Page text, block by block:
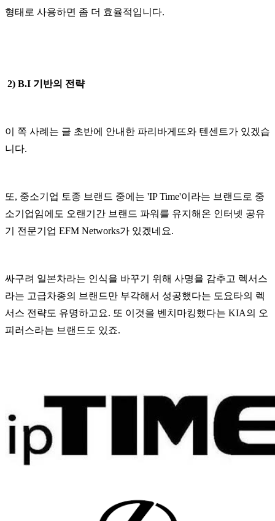
형태로 사용하면 좀 더 효율적입니다.
2) B.I 기반의 전략
이 쪽 사례는 글 초반에 안내한 파리바게뜨와 텐센트가 있겠습
니다.
또, 중소기업 토종 브랜드 중에는 'IP Time'이라는 브랜드로 중
소기업임에도 오랜기간 브랜드 파워를 유지해온 인터넷 공유
기 전문기업 EFM Networks가 있겠네요.
싸구려 일본차라는 인식을 바꾸기 위해 사명을 감추고 렉서스
라는 고급차종의 브랜드만 부각해서 성공했다는 도요타의 렉
서스 전략도 유명하고요. 또 이것을 벤치마킹했다는 KIA의 오
피러스라는 브랜드도 있죠.